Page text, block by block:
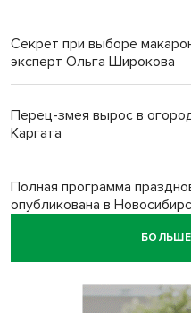
Секрет при выборе
эксперт Ольга Широкова
Перец-змея вырос в
Каргата
Полная программа
опубликована в